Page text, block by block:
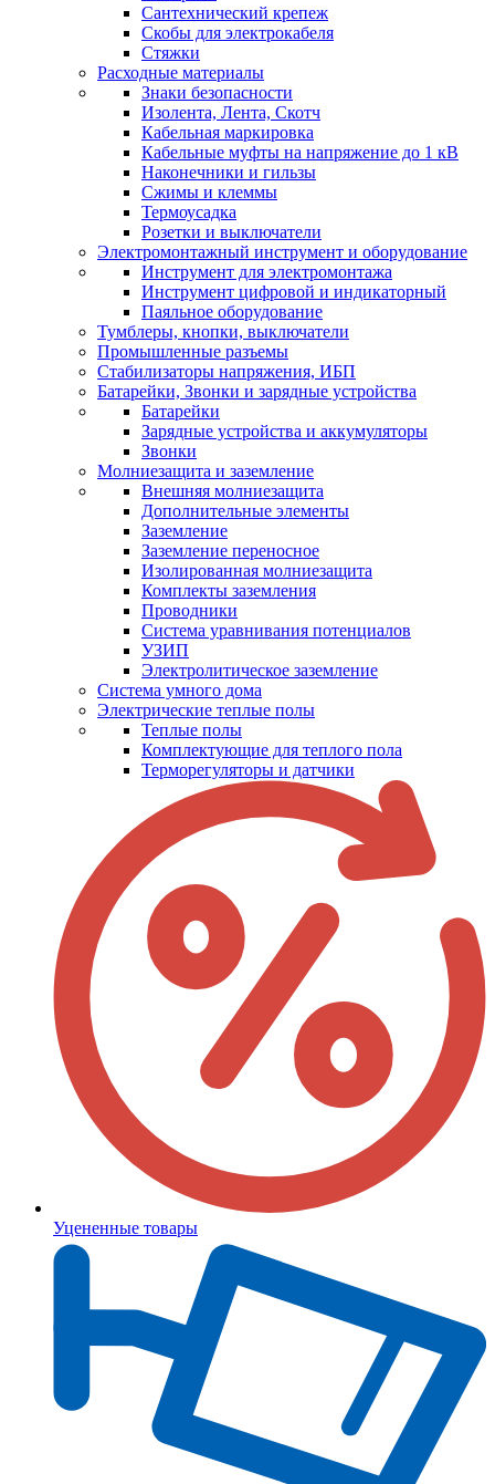
Сантехнический крепеж
Скобы для электрокабеля
Стяжки
Расходные материалы
Знаки безопасности
Изолента, Лента, Скотч
Кабельная маркировка
Кабельные муфты на напряжение до 1 кВ
Наконечники и гильзы
Сжимы и клеммы
Термоусадка
Розетки и выключатели
Электромонтажный инструмент и оборудование
Инструмент для электромонтажа
Инструмент цифровой и индикаторный
Паяльное оборудование
Тумблеры, кнопки, выключатели
Промышленные разъемы
Стабилизаторы напряжения, ИБП
Батарейки, Звонки и зарядные устройства
Батарейки
Зарядные устройства и аккумуляторы
Звонки
Молниезащита и заземление
Внешняя молниезащита
Дополнительные элементы
Заземление
Заземление переносное
Изолированная молниезащита
Комплекты заземления
Проводники
Система уравнивания потенциалов
УЗИП
Электролитическое заземление
Система умного дома
Электрические теплые полы
Теплые полы
Комплектующие для теплого пола
Терморегуляторы и датчики
Уцененные товары